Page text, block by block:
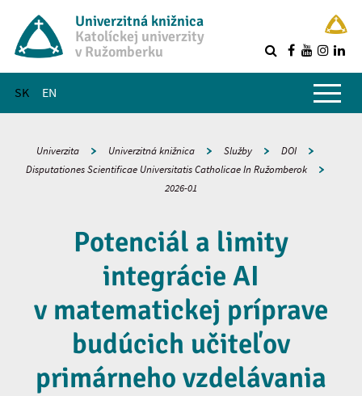
Univerzitná knižnica
Katolíckej univerzity
v Ružomberku
SK EN
Hlavné menu
Univerzita Univerzitná knižnica Služby
DOI
Disputationes Scientificae Universitatis Catholicae In Ružomberok
2026-01
Potenciál a limity
integrácie AI
v matematickej príprave
budúcich učiteľov
primárneho vzdelávania